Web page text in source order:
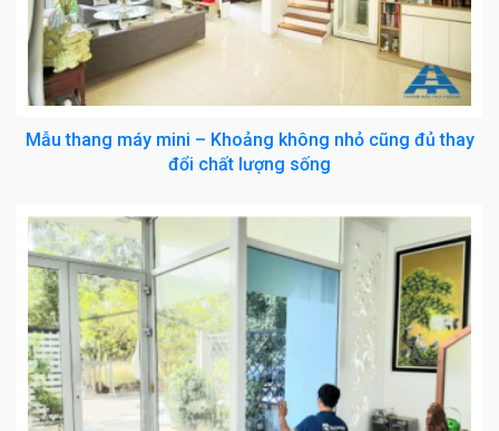
Mẫu thang máy mini – Khoảng không nhỏ cũng đủ thay
đổi chất lượng sống